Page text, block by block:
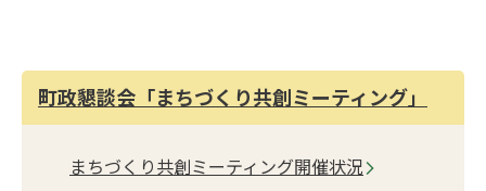
町政懇談会「まちづくり共創ミーティング」
まちづくり共創ミーティング開催状況